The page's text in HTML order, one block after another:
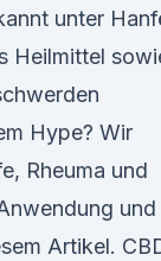
unter
Heilmittel
Hype? Wir
Rheuma und
und
Artikel.